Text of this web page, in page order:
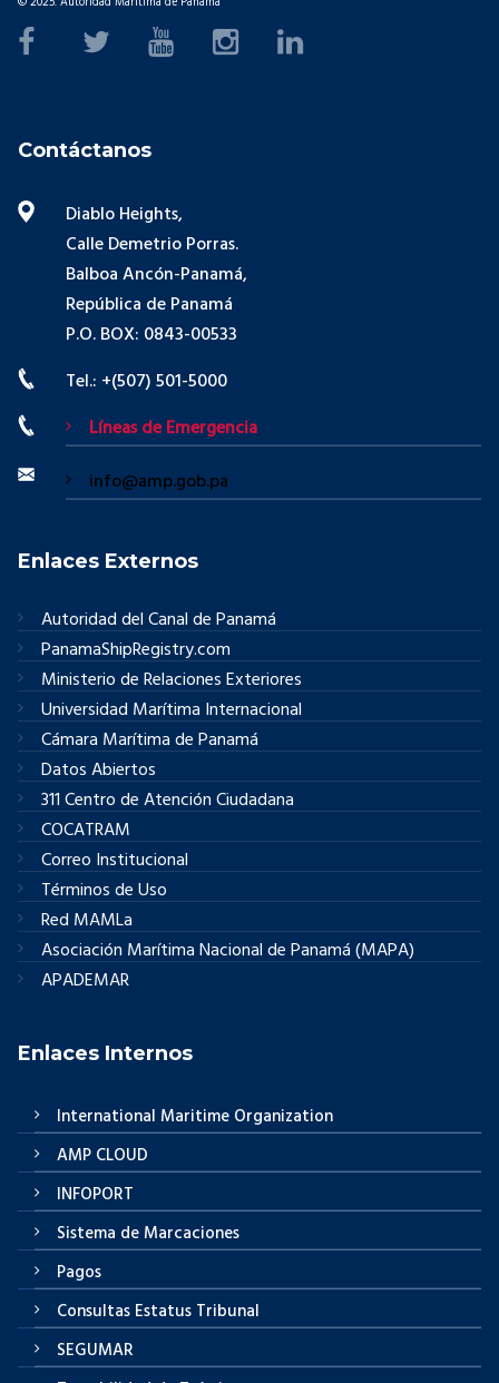
Contáctanos
Diablo Heights,
Calle Demetrio Porras.
Balboa Ancón-Panamá,
República de Panamá
P.O. BOX: 0843-00533
Tel.: +(507) 501-5000
Líneas de Emergencia
info@amp.gob.pa
Enlaces Externos
Autoridad del Canal de Panamá
PanamaShipRegistry.com
Ministerio de Relaciones Exteriores
Universidad Marítima Internacional
Cámara Marítima de Panamá
Datos Abiertos
311 Centro de Atención Ciudadana
COCATRAM
Correo Institucional
Términos de Uso
Red MAMLa
Asociación Marítima Nacional de Panamá (MAPA)
APADEMAR
Enlaces Internos
International Maritime Organization
AMP CLOUD
INFOPORT
Sistema de Marcaciones
Pagos
Consultas Estatus Tribunal
SEGUMAR